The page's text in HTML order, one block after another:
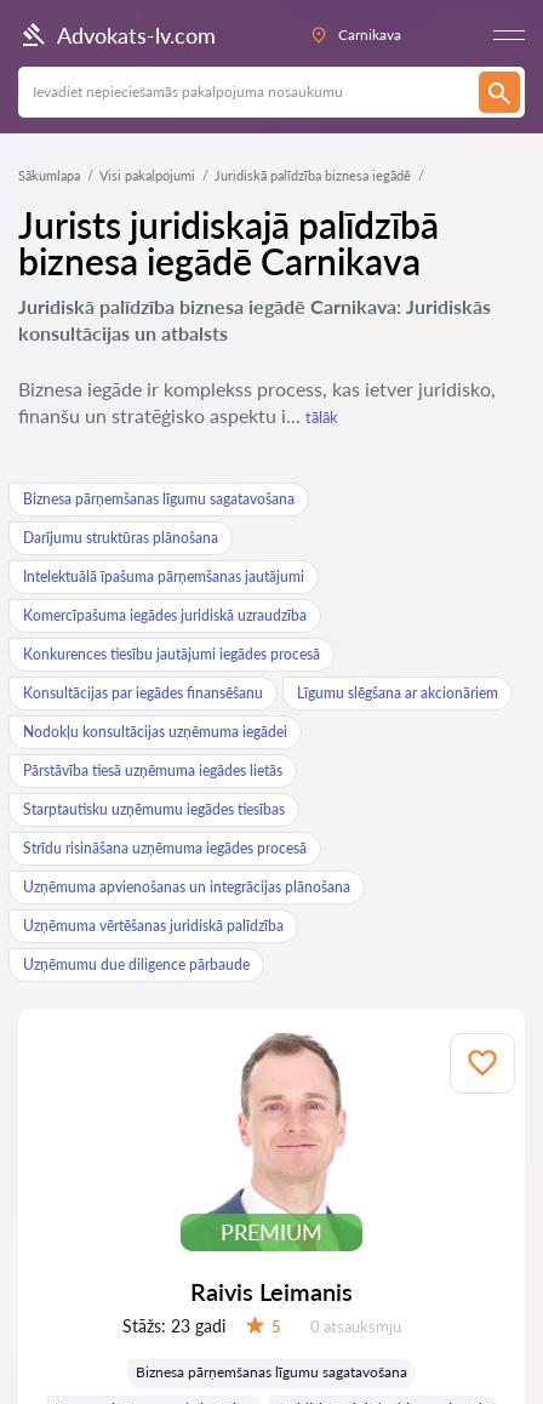
Advokats-lv.com Carnikava
Sākumlapa Visi pakalpojumi Juridiskā palīdzība biznesa iegādē
Jurists juridiskajā palīdzībā
biznesa iegādē Carnikava
Juridiskā palīdzība biznesa iegādē Carnikava: Juridiskās
konsultācijas un atbalsts
Biznesa iegāde ir komplekss process, kas ietver juridisko,
finanšu un stratēģisko aspektu i... tālāk
Biznesa pārņemšanas līgumu sagatavošana
Darījumu struktūras plānošana
Intelektuālā īpašuma pārņemšanas jautājumi
Komercīpašuma iegādes juridiskā uzraudzība
Konkurences tiesību jautājumi iegādes procesā
Konsultācijas par iegādes finansēšanu Līgumu slēgšana ar akcionāriem
Nodokļu konsultācijas uzņēmuma iegādei
Pārstāvība tiesā uzņēmuma iegādes lietās
Starptautisku uzņēmumu iegādes tiesības
Strīdu risināšana uzņēmuma iegādes procesā
Uzņēmuma apvienošanas un integrācijas plānošana
Uzņēmuma vērtēšanas juridiskā palīdzība
Uzņēmumu due diligence pārbaude
PREMIUM
Raivis Leimanis
Stāžs: 23 gadi 5 Atsauksmes:
0 atsauksmju
Biznesa pārņemšanas līgumu sagatavošana